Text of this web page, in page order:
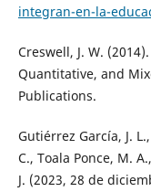
integran-en-la-
Creswell, J. W.
Quantitative, and
Publications.
Gutiérrez García, J.
C., Toala Ponce, M.
J. (2023, 28 de